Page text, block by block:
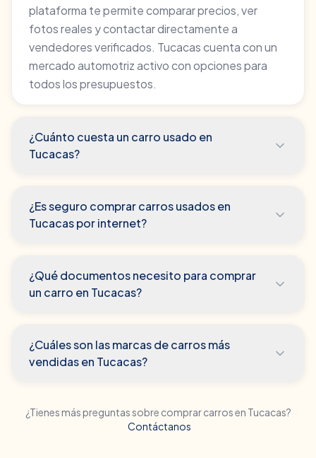
plataforma te permite comparar precios, ver
fotos reales y contactar directamente a
vendedores verificados. Tucacas cuenta con un
mercado automotriz activo con opciones para
todos los presupuestos.
¿Cuánto cuesta un carro usado en
Tucacas?
¿Es seguro comprar carros usados en
Tucacas por internet?
¿Qué documentos necesito para comprar
un carro en Tucacas?
¿Cuáles son las marcas de carros más
vendidas en Tucacas?
¿Tienes más preguntas sobre comprar carros en Tucacas?
Contáctanos